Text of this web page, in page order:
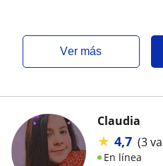
ver más
Claudia
★ 4,7 (3
En línea